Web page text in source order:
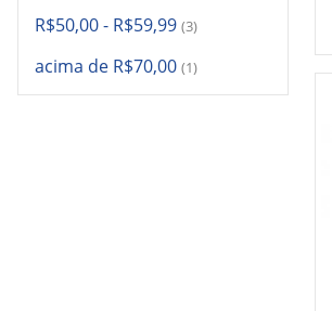
R$50,00- R$59,99 (3)
acima de R$70,00 (1)